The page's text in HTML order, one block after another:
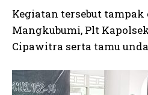
Kegiatan tersebut
Mangkubumi, Plt
Cipawitra serta tamu